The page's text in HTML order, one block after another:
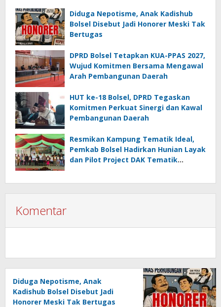
Diduga Nepotisme, Anak Kadishub
Bolsel Disebut Jadi Honorer Meski Tak
Bertugas
DPRD Bolsel Tetapkan KUA-PPAS 2027,
Wujud Komitmen Bersama Mengawal
Arah Pembangunan Daerah
HUT ke-18 Bolsel, DPRD Tegaskan
Komitmen Perkuat Sinergi dan Kawal
Pembangunan Daerah
Resmikan Kampung Tematik Ideal,
Pemkab Bolsel Hadirkan Hunian Layak
dan Pilot Project DAK Tematik
Komentar
Diduga Nepotisme, Anak
Kadishub Bolsel Disebut Jadi
Honorer Meski Tak Bertugas